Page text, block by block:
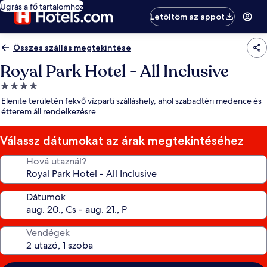
Ugrás a fő tartalomhoz
Letöltöm az appot
Összes szállás megtekintése
Royal Park Hotel - All Inclusive
4.0
csillagos
szálláshely
Elenite területén fekvő vízparti szálláshely, ahol szabadtéri medence és
étterem áll rendelkezésre
Válassz dátumokat az árak megtekintéséhez
Hová utaznál?
Dátumok
Vendégek